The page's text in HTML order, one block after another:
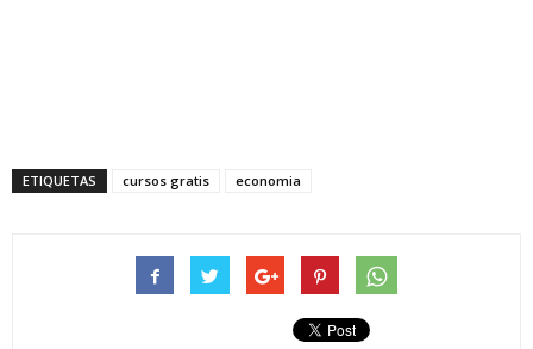
ETIQUETAS cursos gratis economia